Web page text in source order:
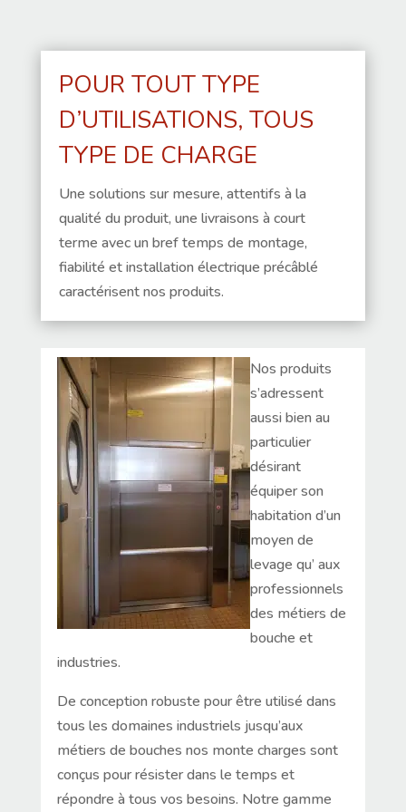
POUR TOUT TYPE
D’UTILISATIONS, TOUS
TYPE DE CHARGE
Une solutions sur mesure, attentifs à la
qualité du produit, une livraisons à court
terme avec un bref temps de montage,
fiabilité et installation électrique précâblé
caractérisent nos produits.
Nos produits
s’adressent
aussi bien au
particulier
désirant
équiper son
habitation d’un
moyen de
levage qu’ aux
professionnels
des métiers de
bouche et
industries.
De conception robuste pour être utilisé dans
tous les domaines industriels jusqu’aux
métiers de bouches nos monte charges sont
conçus pour résister dans le temps et
répondre à tous vos besoins. Notre gamme